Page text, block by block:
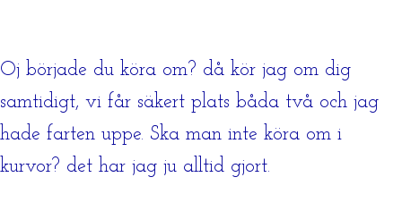
Oj började du köra om? då kör jag om dig
samtidigt, vi får säkert plats båda två och jag
hade farten uppe. Ska man inte köra om i
kurvor? det har jag ju alltid gjort.